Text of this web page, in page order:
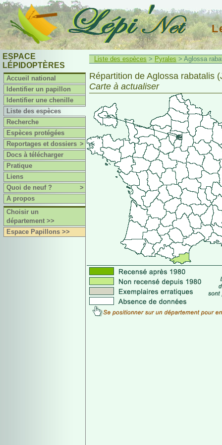
ESPACE
LÉPIDOPTÈRES
Accueil national
Identifier un papillon
Identifier une chenille
Liste des espèces
Recherche
Espèces protégées
Reportages et dossiers >
Docs à télécharger
Pratique
Liens
Quoi de neuf ?
>
A propos
Choisir un
département >>
Espace Papillons >>
Liste des espèces > Pyrales > Aglossa
Répartition de Aglossa rabatalis
Carte à actualiser